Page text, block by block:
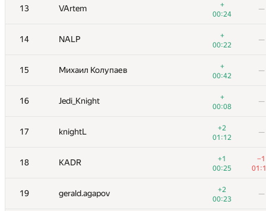
13 VArtem
+
00:24
—
14 NALP
+
00:22
—
15 Михаил Колупаев
+
00:42
—
16 Jedi_Knight
+
00:08
—
17 knightL
+2
01:12
—
18 KADR
+1
00:25
−1
19 gerald.agapov
+2
00:23
—
40/ 136 /
1 tourist
00:50
—
2 nik.ioffe
+
00:41